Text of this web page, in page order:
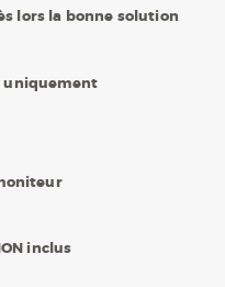
lors la bonne solution
inclus